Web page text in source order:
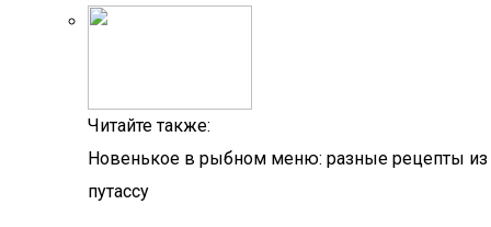
Читайте также:
Новенькое в рыбном меню: разные рецепты из
путассу